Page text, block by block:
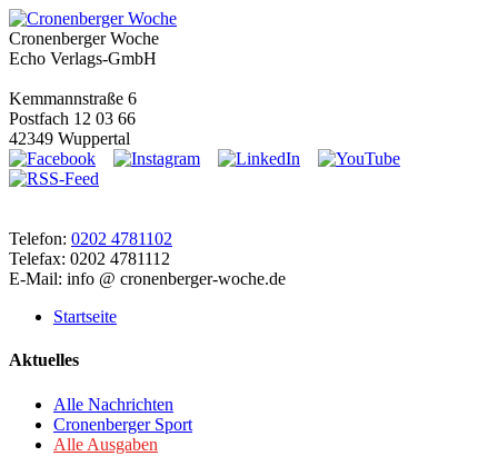
Cronenberger Woche
Echo Verlags-GmbH
Kemmannstraße 6
Postfach 12 03 66
42349 Wuppertal
Telefon: 0202 4781102
Telefax: 0202 4781112
E-Mail: info @ cronenberger-woche.de
Startseite
Aktuelles
Alle Nachrichten
Cronenberger Sport
Alle Ausgaben